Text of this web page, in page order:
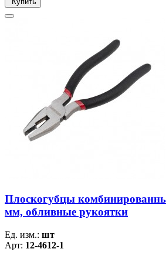
Плоскогубцы
мм, обливные рукоятки
Ед. изм.: шт
Арт: 12-4612-1